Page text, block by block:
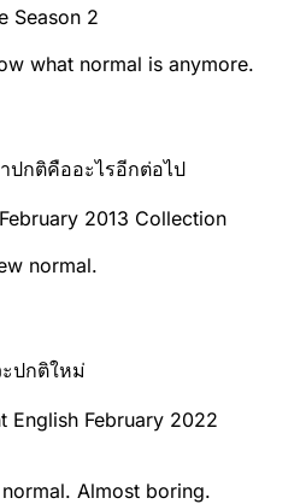
Season 2
what normal is anymore.
ปกติคืออะไรอีกต่อไป
2013 Collection
normal.
ปกติใหม่
English February 2022
Almost boring.